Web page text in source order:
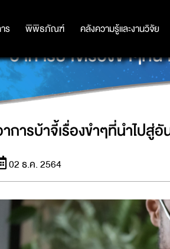
ร พิพิธภัณฑ์ คลังความรู้และงานวิจัย
ร พิพิธภัณฑ์ คลังความรู้และงานวิจัย
อาการบ้าจี้เรื่องขำๆที่
การบ้าจี้เรื่องขำๆที่นำไปสู่
02 ธ.ค. 2564